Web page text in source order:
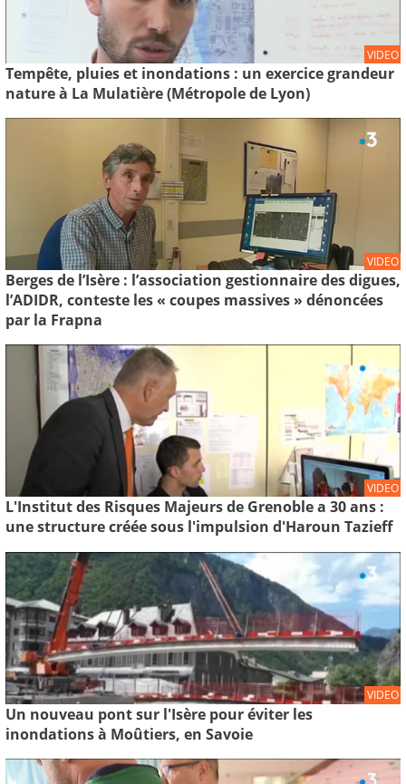
VIDEO
Tempête, pluies et inondations : un exercice grandeur
nature à La Mulatière (Métropole de Lyon)
VIDEO
Berges de l’Isère : l’association gestionnaire des digues,
l’ADIDR, conteste les « coupes massives » dénoncées
par la Frapna
VIDEO
L'Institut des Risques Majeurs de Grenoble a 30 ans :
une structure créée sous l'impulsion d'Haroun Tazieff
VIDEO
Un nouveau pont sur l'Isère pour éviter les
inondations à Moûtiers, en Savoie